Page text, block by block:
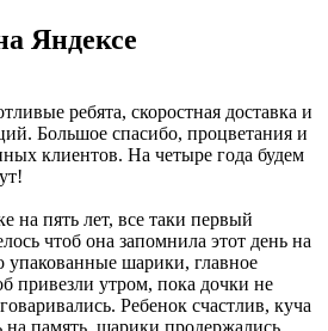
Яндексе
ребята, скоростная доставка и
Большое спасибо, процветания и
клиентов. На четыре года будем
на пять лет, все таки первый
чтоб она запомнила этот день на
упакованные шарики, главное
привезли утром, пока дочки не
Ребенок счастлив, куча
на память, шарики продержались